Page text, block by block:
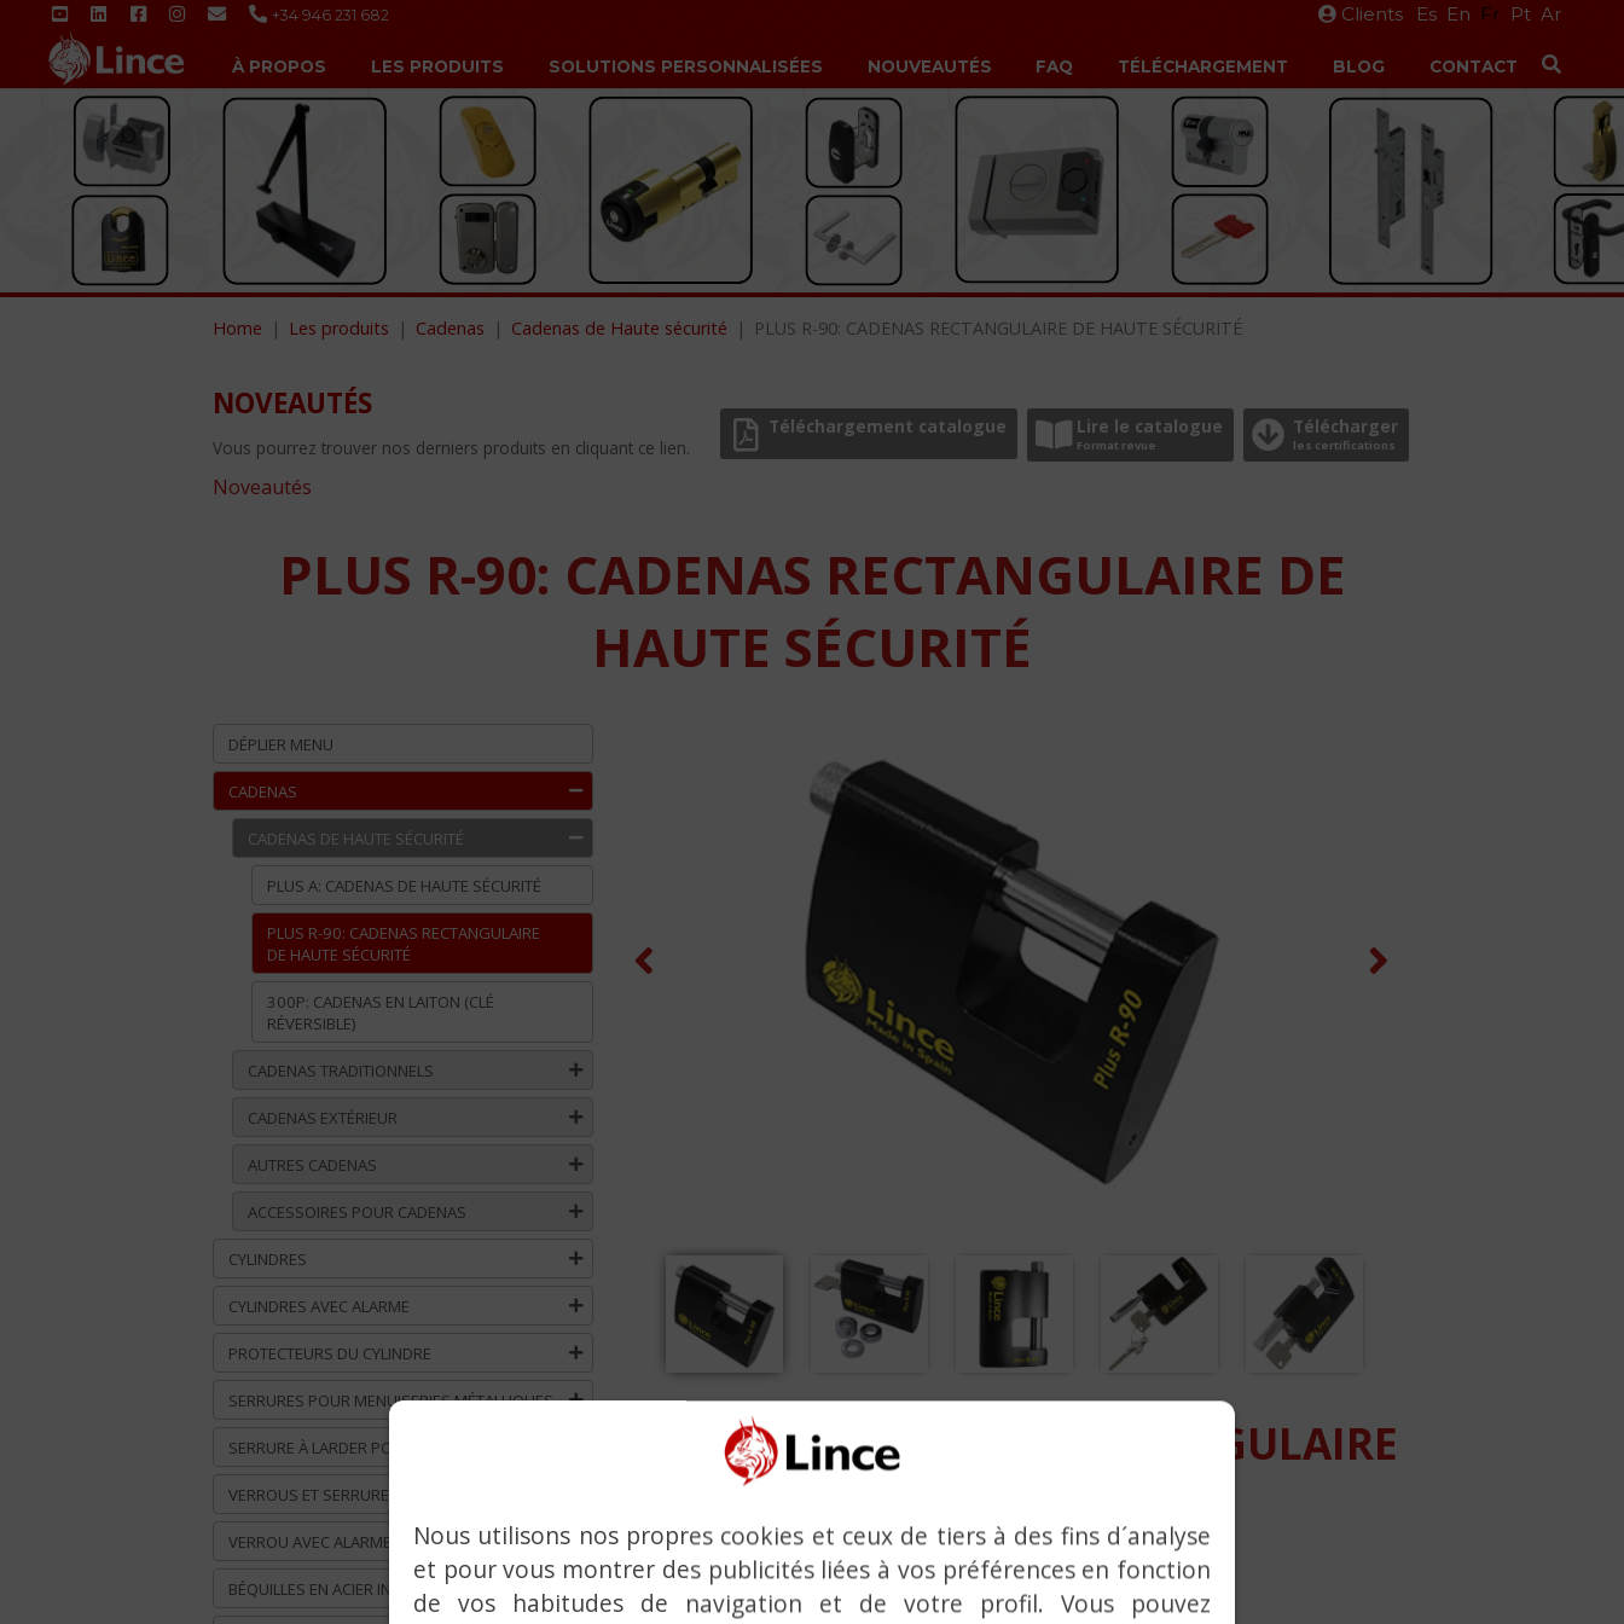
+34 946 231 682 Clients Es En Fr Pt Ar
À PROPOS LES PRODUITS SOLUTIONS PERSONNALISÉES NOUVEAUTÉS FAQ TÉLÉCHARGEMENT BLOG CONTACT
Home Les produits Cadenas Cadenas de Haute sécurité PLUS R-90: CADENAS RECTANGULAIRE DE HAUTE SÉCURITÉ
NOVEAUTÉS
Vous pourrez trouver nos derniers produits en cliquant ce lien.
Noveautés
Téléchargement catalogue Lire le catalogue
Format revue
Télécharger
les certifications
PLUS R-90: CADENAS RECTANGULAIRE DE
HAUTE SÉCURITÉ
DÉPLIER MENU
CADENAS
CADENAS DE HAUTE SÉCURITÉ
PLUS A: CADENAS DE HAUTE SÉCURITÉ
PLUS R-90: CADENAS RECTANGULAIRE
DE HAUTE SÉCURITÉ
300P: CADENAS EN LAITON (CLÉ
RÉVERSIBLE)
CADENAS TRADITIONNELS
CADENAS EXTÉRIEUR
AUTRES CADENAS
ACCESSOIRES POUR CADENAS
CYLINDRES
CYLINDRES AVEC ALARME
PROTECTEURS DU CYLINDRE
SERRURES POUR MENUISERIES MÉTALLIQUES
SERRURE À LARDER PORTE EN BOIS
VERROUS ET SERRURES EN APPLIQUE
VERROU AVEC ALARME INTÉGRÉE
BÉQUILLES EN ACIER INOX
PLUS R-90, CADENAS RECTANGULAIRE
Monobloc haute sécurité
HAUTE RÉSISTANCE AUX ATTAQUES
Nous utilisons nos propres cookies et ceux de tiers à des fins d´analyse
et pour vous montrer des publicités liées à vos préférences en fonction
de vos habitudes de navigation et de votre profil. Vous pouvez